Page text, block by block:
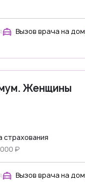
Вызов врача на дом
Женщины
страхования
₽
Вызов врача на дом